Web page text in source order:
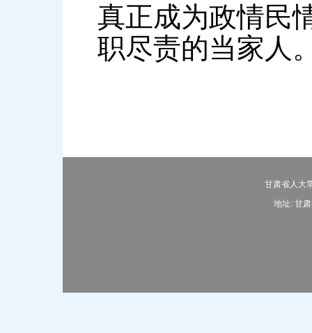
真正成为政情民
职尽责的当家人
甘肃省人大
地址: 甘